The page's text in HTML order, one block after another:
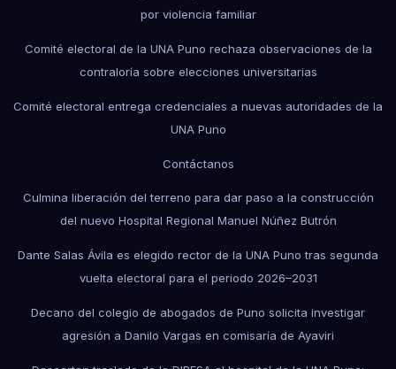
por violencia familiar
Comité electoral de la UNA Puno rechaza observaciones de la
contraloría sobre elecciones universitarias
Comité electoral entrega credenciales a nuevas autoridades de la
UNA Puno
Contáctanos
Culmina liberación del terreno para dar paso a la construcción
del nuevo Hospital Regional Manuel Núñez Butrón
Dante Salas Ávila es elegido rector de la UNA Puno tras segunda
vuelta electoral para el periodo 2026–2031
Decano del colegio de abogados de Puno solicita investigar
agresión a Danilo Vargas en comisaría de Ayaviri